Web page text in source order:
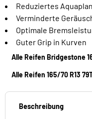
Reduziertes
Verminderte
Optimale
Guter Grip in Kurven
Alle Reifen Bridgestone
Alle Reifen‎ 165/70 R13
Beschreibung